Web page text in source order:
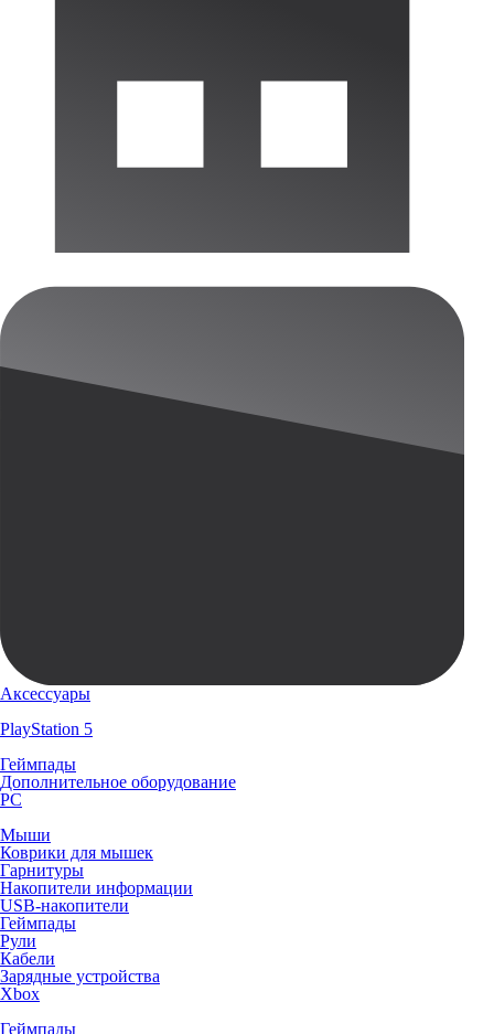
Аксессуары
PlayStation 5
Геймпады
Дополнительное оборудование
PC
Мыши
Коврики для мышек
Гарнитуры
Накопители информации
USB-накопители
Геймпады
Рули
Кабели
Зарядные устройства
Xbox
Геймпады